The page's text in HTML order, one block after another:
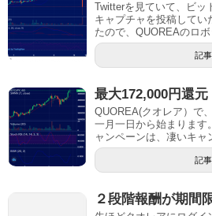
Twitterを見ていて、ビッ
キャプチャを投稿してい
たので、QUOREAのロ
記
最大172,000円還元
QUOREA(クオレア）で
一月一日から始まります
ャンペーンは、凄いキャ
記
２段階報酬が期間